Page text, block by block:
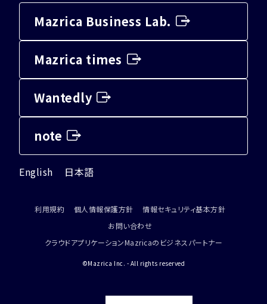
Mazrica Business Lab.
Mazrica times
Wantedly
note
English 日本語
利用規約 個人情報保護方針
情報セキュリティ基本方針
お問い合わせ
クラウドアプリケーションMazricaのビジネスパートナー
©Mazrica Inc. - All rights reserved